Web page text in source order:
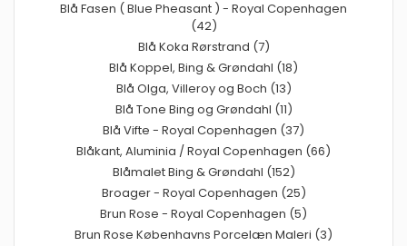
Blå Fasen ( Blue Pheasant ) - Royal Copenhagen
(42)
Blå Koka Rørstrand (7)
Blå Koppel, Bing & Grøndahl (18)
Blå Olga, Villeroy og Boch (13)
Blå Tone Bing og Grøndahl (11)
Blå Vifte - Royal Copenhagen (37)
Blåkant, Aluminia / Royal Copenhagen (66)
Blåmalet Bing & Grøndahl (152)
Broager - Royal Copenhagen (25)
Brun Rose - Royal Copenhagen (5)
Brun Rose Københavns Porcelæn Maleri (3)